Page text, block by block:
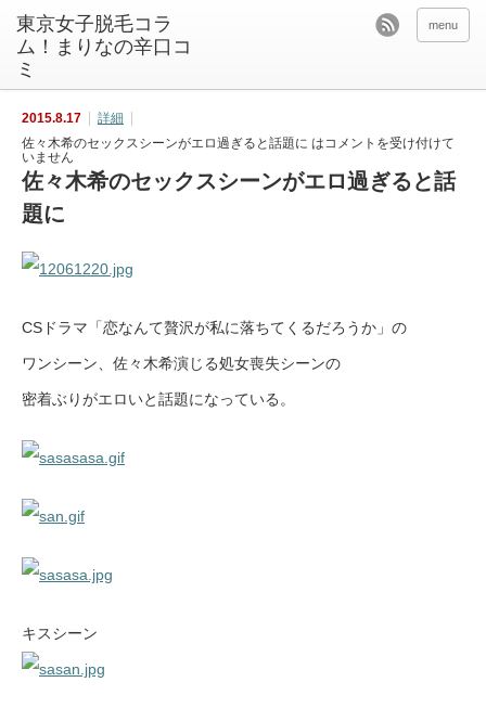
東京女子脱毛コラ
ム！まりなの辛口コ
ミ
menu
2015.8.17
詳細
佐々木希のセックスシーンがエロ過ぎると話題に はコメントを受け付けて
いません
佐々木希のセックスシーンがエロ過ぎると話
題に
CSドラマ「恋なんて贅沢が私に落ちてくるだろうか」の
ワンシーン、佐々木希演じる処女喪失シーンの
密着ぶりがエロいと話題になっている。
キスシーン